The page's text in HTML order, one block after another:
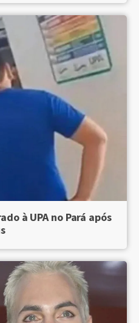
à UPA no Pará após